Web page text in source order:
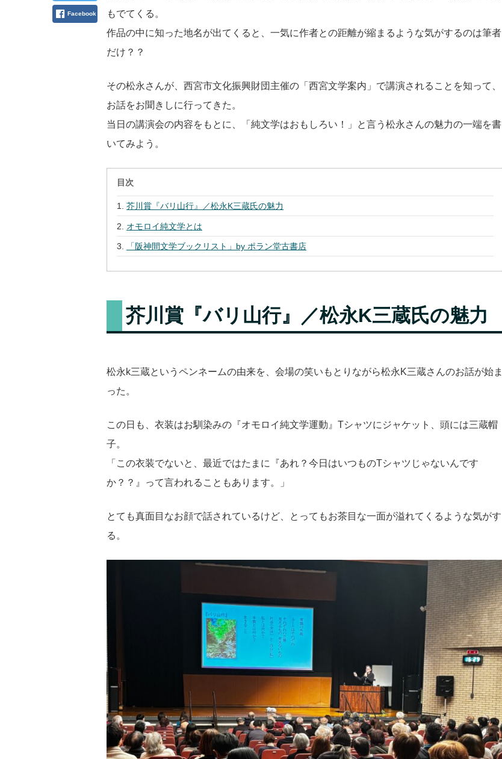
もでてくる。
作品の中に知った地名が出てくると、一気に作者との距離が縮まるような気がするのは筆者
だけ？？
その松永さんが、西宮市文化振興財団主催の「西宮文学案内」で講演されることを知って、
お話をお聞きしに行ってきた。
当日の講演会の内容をもとに、「純文学はおもしろい！」と言う松永さんの魅力の一端を書
いてみよう。
目次
芥川賞『バリ山行』／松永K三蔵氏の魅力
オモロイ純文学とは
「阪神間文学ブックリスト」by ポラン堂古書店
芥川賞『バリ山行』／松永K三蔵氏の魅力
松永k三蔵というペンネームの由来を、会場の笑いもとりながら松永K三蔵さんのお話が始ま
った。
この日も、衣装はお馴染みの『オモロイ純文学運動』Tシャツにジャケット、頭には三蔵帽
子。
「この衣装でないと、最近ではたまに『あれ？今日はいつものTシャツじゃないんです
か？？』って言われることもあります。」
とても真面目なお顔で話されているけど、とってもお茶目な一面が溢れてくるような気がす
る。
Facebook